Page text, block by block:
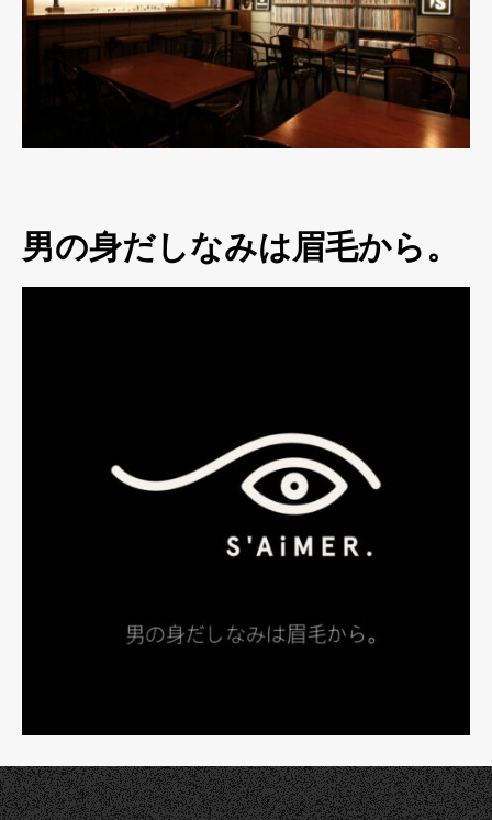
男の身だしなみは眉毛から。